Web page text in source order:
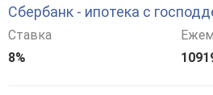
Сбербанк - ипотека с
Ставка
8%